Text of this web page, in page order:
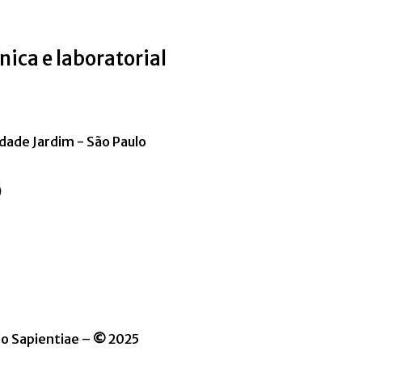
e laboratorial
Jardim - São Paulo
Sapientiae – ©️2025